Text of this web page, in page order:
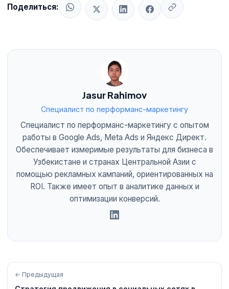
Поделиться:
Jasur Rahimov
Специалист по перформанс-маркетингу
Специалист по перформанс-маркетингу с опытом
работы в Google Ads, Meta Ads и Яндекс Директ.
Обеспечивает измеримые результаты для бизнеса в
Узбекистане и странах Центральной Азии с
помощью рекламных кампаний, ориентированных на
ROI. Также имеет опыт в аналитике данных и
оптимизации конверсий.
← Предыдущая